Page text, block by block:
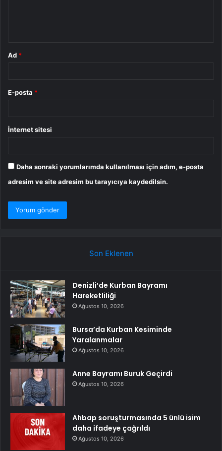
Ad *
E-posta *
İnternet sitesi
Daha sonraki yorumlarımda kullanılması için adım, e-posta
adresim ve site adresim bu tarayıcıya kaydedilsin.
Son Eklenen
Denizli’de Kurban Bayramı
Hareketliliği
Ağustos 10, 2026
Bursa’da Kurban Kesiminde
Yaralanmalar
Ağustos 10, 2026
Anne Bayramı Buruk Geçirdi
Ağustos 10, 2026
Ahbap soruşturmasında 5 ünlü isim
daha ifadeye çağrıldı
Ağustos 10, 2026